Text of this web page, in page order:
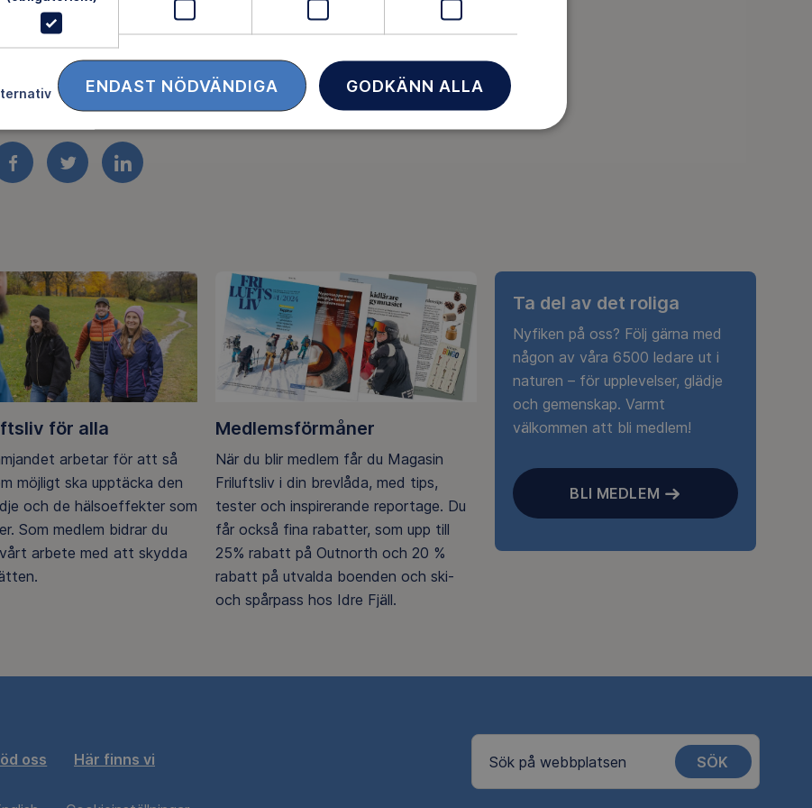
FACEBOOKTWITTERLINKEDIN
för alla
arbetar för att så
möjligt ska upptäcka den
och de hälsoeffekter som
Som medlem bidrar du
arbete med att skydda
Medlemsförmåner
När du blir medlem får du Magasin
Friluftsliv i din brevlåda, med tips,
tester och inspirerande reportage. Du
får också fina rabatter, som upp till
25% rabatt på Outnorth och 20 %
rabatt på utvalda boenden och ski-
och spårpass hos Idre Fjäll.
Ta del av det roliga
Nyfiken på oss? Följ gärna med
någon av våra 6500 ledare ut i
naturen – för upplevelser, glädje
och gemenskap. Varmt
välkommen att bli medlem!
BLI MEDLEM
oss Här finns vi Sök på webbplatsen SÖK
GODKÄNN ALLA
ENDAST NÖDVÄNDIGA